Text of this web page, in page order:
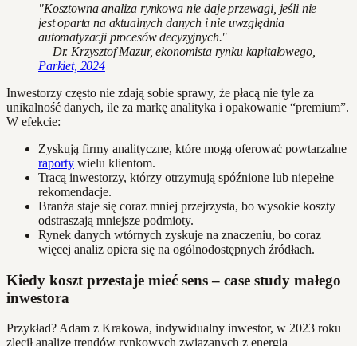
"Kosztowna analiza rynkowa nie daje przewagi, jeśli nie
jest oparta na aktualnych danych i nie uwzględnia
automatyzacji procesów decyzyjnych."
— Dr. Krzysztof Mazur, ekonomista rynku kapitałowego,
Parkiet, 2024
Inwestorzy często nie zdają sobie sprawy, że płacą nie tyle za
unikalność danych, ile za markę analityka i opakowanie “premium”.
W efekcie:
Zyskują firmy analityczne, które mogą oferować powtarzalne
raporty wielu klientom.
Tracą inwestorzy, którzy otrzymują spóźnione lub niepełne
rekomendacje.
Branża staje się coraz mniej przejrzysta, bo wysokie koszty
odstraszają mniejsze podmioty.
Rynek danych wtórnych zyskuje na znaczeniu, bo coraz
więcej analiz opiera się na ogólnodostępnych źródłach.
Kiedy koszt przestaje mieć sens – case study małego
inwestora
Przykład? Adam z Krakowa, indywidualny inwestor, w 2023 roku
zlecił analizę trendów rynkowych związanych z energią